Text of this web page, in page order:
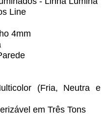
Line
4mm
(Fria, Neutra e
em Três Tons